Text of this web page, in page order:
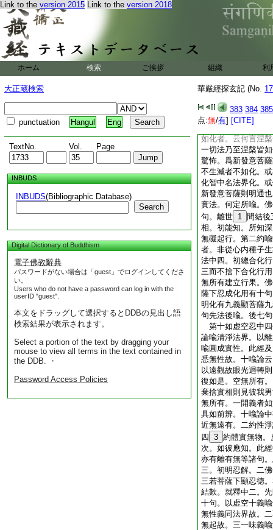
Link to the version 2015 Link to the version 2018
ホーム 検索 ご挨拶 組織 利
大正蔵検索
punctuation Hangul Eng
TextNo. Vol. Page
INBUDS
INBUDS(Bibliographic Database)
Search
Digital Dictionary of Buddhism
電子佛教辭典
パスワードがない場合は「guest」でログインしてくださ
い。
Users who do not have a password can log in with the
userID "guest".
本文をドラッグして選択するとDDBの見出し語
検索結果が表示されます。
Select a portion of the text by dragging your
mouse to view all terms in the text contained in
the DDB. ・
Password Access Policies
華嚴經探玄記 (No.
383 384 385
点:無/有] [CITE]
實。能令衆生起瞋
化。三亦有融通句
四。初約法辨化。
化。四忍成化用。
法。一業從心起。
四倒起苦樂。五妄
七覺觀起語言。八
化。後二句佛化並
無生平等者。以得
退無體如化。問此
無爲。答或唯喩有
如化者。云何言涅
一切法乃至涅槃皆
驚怖。爲新發意菩
不生滅者不如化。
化智中名法界化。
新發意菩薩則明通
實法。何定所喩。
句。離世 1 間結後
相。初能知。所知
無礙起行。第二約
者。非從心内種子
法中四。初總合化
三而不捨下合化行
無所有建立行果。
薩下忍成化用有十
明化有九義顯菩薩
句先法後喩。後七
第十如虚空忍中
論喩清淨法界。以
喩圓成實性。此經
悉無性故。十喩論
以遠觀故眼光迴轉
復如是。空無所有
棄捨實相則見彼我
無所有。一開義者
具如前辨。十喩論
近無遠有。二約性
四 3 約體實無物。
次。如彼應知。此
亦有離有無等諸句
三。初明忍解。二
三若菩薩下顯忍徳
結歎。就釋中二。
十句。以虚空十義
無性義同法界故。
無起故。三一味義